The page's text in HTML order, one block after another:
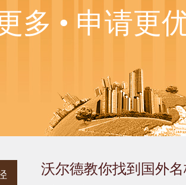
多 • 申请更
沃尔德教你找到国外